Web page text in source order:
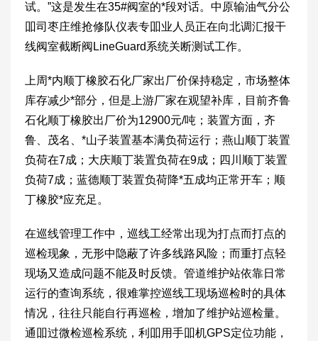
试。”这是发生在35#阀室的*段对话。中原输油气分公
吅司枣庄维抢修队仪表专吅业人员正在向北调汇报干
线阀室截断阀LineGuard系统关断测试工作。
上周*内顺丁橡胶石化厂家出厂价保持稳定，市场整体
库存减少*部分，但是上游厂家在观望补库，目前齐鲁
石化顺丁橡胶出厂价为12900元/吨；装置方面，齐
鲁、茂名、*山子装置基本满负荷运行；燕山顺丁装置
负荷在7成；大庆顺丁装置负荷在9成；四川顺丁装置
负荷7成；蓝德顺丁装置负荷降*五成均正常开车；顺
丁橡胶*应充足。
在巡线管理工作中，巡线工经常出现为打点而打点的
巡检现象，无形中隐蔽了许多线路风险；而重打点轻
现场又造成问题不能及时反馈。管道维护站依靠日常
运行的查询系统，很难掌控巡线工现场巡检时的具体
情况，往往只能自行再巡检，增加了维护站巡检量。
通吅过微检巡检系统，利吅用手吅机GPS定位功能，